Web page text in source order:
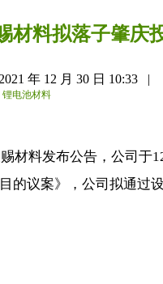
材料拟落子肇庆
2021 年 12 月 30 日 10:33 |
锂电池材料
材料发布公告，公司于
的议案》，公司拟通过